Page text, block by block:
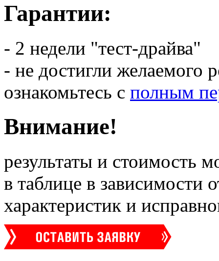
Гарантии:
- 2 недели "тест-драйва"
- не достигли желаемого
ознакомьтесь с полным
Внимание!
результаты и стоимость
в таблице в зависимости
характеристик и